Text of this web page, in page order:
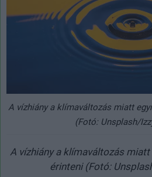
A vízhiány a klímaváltozás miatt
(Fotó: Unsplash/
A vízhiány a klímaváltozás
érinteni (Fotó: